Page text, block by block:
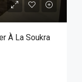
À La Soukra